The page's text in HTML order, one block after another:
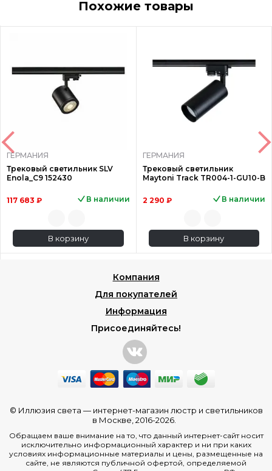
Похожие товары
ГЕРМАНИЯ
Трековый светильник SLV
Enola_C9 152430
117 683 ₽ В наличии
В корзину
ГЕРМАНИЯ
Трековый светильник
Maytoni Track TR004-1-GU10-B
2 290 ₽ В наличии
В корзину
Компания
Для покупателей
Информация
Присоединяйтесь!
© Иллюзия света — интернет-магазин люстр и светильников
в Москве , 2016-2026.
Обращаем ваше внимание на то, что данный интернет-сайт носит
исключительно информационный характер и ни при каких
условиях информационные материалы и цены, размещенные на
сайте, не являются публичной офертой, определяемой